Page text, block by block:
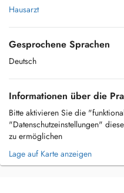
Hausarzt
Gesprochene Sprachen
Deutsch
Informationen über die
Bitte aktivieren Sie die
"Datenschutzeinstellungen"
zu ermöglichen
Lage auf Karte anzeigen